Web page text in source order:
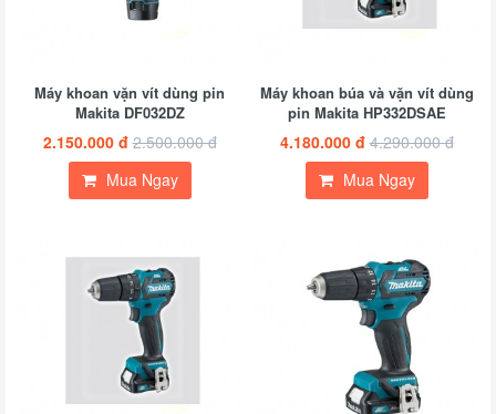
Máy khoan vặn vít dùng pin
Makita DF032DZ
2.150.000 đ 2.500.000 đ
Mua Ngay
Máy khoan búa và vặn vít dùng
pin Makita HP332DSAE
4.180.000 đ 4.290.000 đ
Mua Ngay